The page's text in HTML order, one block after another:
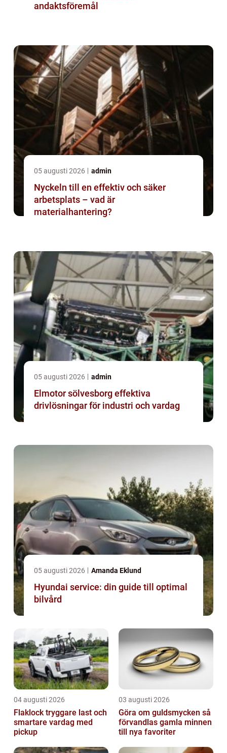
andaktsföremål
05 augusti 2026 admin
Nyckeln till en effektiv och säker
arbetsplats – vad är
materialhantering?
05 augusti 2026 admin
Elmotor sölvesborg effektiva
drivlösningar för industri och vardag
05 augusti 2026 Amanda Eklund
Hyundai service: din guide till optimal
bilvård
04 augusti 2026
Flaklock tryggare last och
smartare vardag med
pickup
03 augusti 2026
Göra om guldsmycken så
förvandlas gamla minnen
till nya favoriter